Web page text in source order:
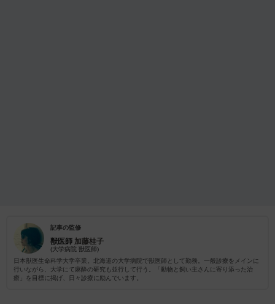
記事の監修
獣医師 加藤桂子
(大学病院 獣医師)
日本獣医生命科学大学卒業。北海道の大学病院で獣医師として勤務。一般診療をメインに
行いながら、大学にて麻酔の研究も並行して行う。「動物と飼い主さんに寄り添った治
療」を目標に掲げ、日々診療に励んでいます。